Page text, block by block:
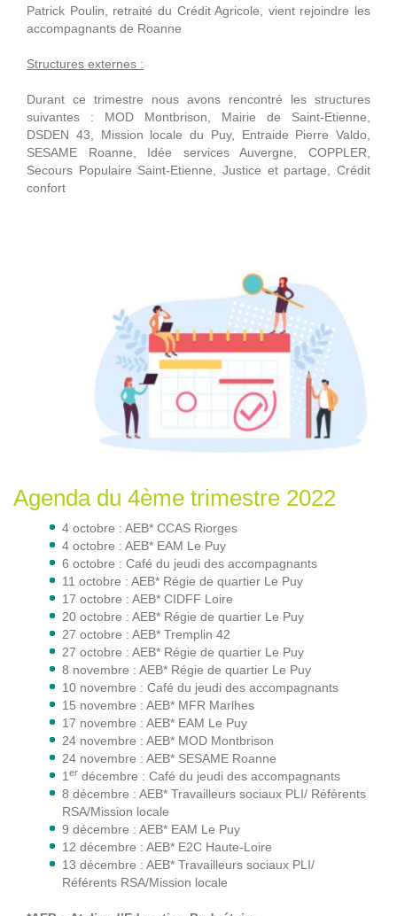
Patrick Poulin, retraité du Crédit Agricole, vient rejoindre les
accompagnants de Roanne
Structures externes :
Durant ce trimestre nous avons rencontré les structures
suivantes : MOD Montbrison, Mairie de Saint-Etienne,
DSDEN 43, Mission locale du Puy, Entraide Pierre Valdo,
SESAME Roanne, Idée services Auvergne, COPPLER,
Secours Populaire Saint-Etienne, Justice et partage, Crédit
confort
Agenda du 4ème trimestre 2022
4 octobre : AEB* CCAS Riorges
4 octobre : AEB* EAM Le Puy
6 octobre : Café du jeudi des accompagnants
11 octobre : AEB* Régie de quartier Le Puy
17 octobre : AEB* CIDFF Loire
20 octobre : AEB* Régie de quartier Le Puy
27 octobre : AEB* Tremplin 42
27 octobre : AEB* Régie de quartier Le Puy
8 novembre : AEB* Régie de quartier Le Puy
10 novembre : Café du jeudi des accompagnants
15 novembre : AEB* MFR Marlhes
17 novembre : AEB* EAM Le Puy
24 novembre : AEB* MOD Montbrison
24 novembre : AEB* SESAME Roanne
1er décembre : Café du jeudi des accompagnants
8 décembre : AEB* Travailleurs sociaux PLI/ Référents
RSA/Mission locale
9 décembre : AEB* EAM Le Puy
12 décembre : AEB* E2C Haute-Loire
13 décembre : AEB* Travailleurs sociaux PLI/
Référents RSA/Mission locale